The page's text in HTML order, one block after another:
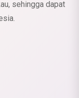
sehingga dapat